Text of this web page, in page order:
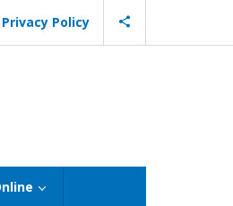
Privacy Policy